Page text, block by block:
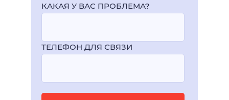
КАКАЯ У ВАС ПРОБЛЕМА?
ТЕЛЕФОН ДЛЯ СВЯЗИ